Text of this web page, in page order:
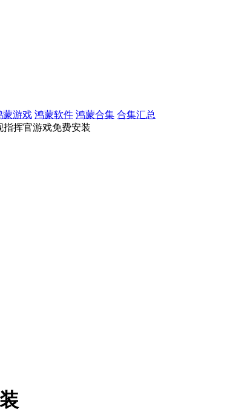
蒙游戏 鸿蒙软件 鸿蒙合集 合集汇总
指挥官游戏免费安装